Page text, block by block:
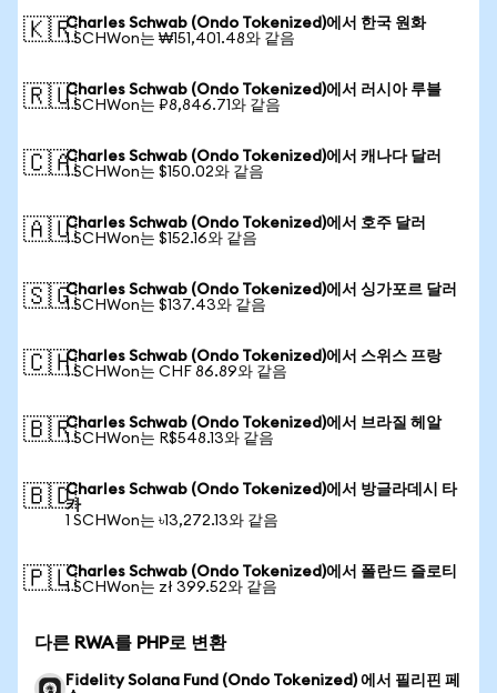
🇰🇷Charles Schwab (Ondo Tokenized)에서 한국 원화
1 SCHWon는 ₩151,401.48와 같음
🇷🇺Charles Schwab (Ondo Tokenized)에서 러시아 루블
1 SCHWon는 ₽8,846.71와 같음
🇨🇦Charles Schwab (Ondo Tokenized)에서 캐나다 달러
1 SCHWon는 $150.02와 같음
🇦🇺Charles Schwab (Ondo Tokenized)에서 호주 달러
1 SCHWon는 $152.16와 같음
🇸🇬Charles Schwab (Ondo Tokenized)에서 싱가포르 달러
1 SCHWon는 $137.43와 같음
🇨🇭Charles Schwab (Ondo Tokenized)에서 스위스 프랑
1 SCHWon는 CHF 86.89와 같음
🇧🇷Charles Schwab (Ondo Tokenized)에서 브라질 헤알
1 SCHWon는 R$548.13와 같음
🇧🇩Charles Schwab (Ondo Tokenized)에서 방글라데시 타
카
1 SCHWon는 ৳13,272.13와 같음
🇵🇱Charles Schwab (Ondo Tokenized)에서 폴란드 즐로티
1 SCHWon는 zł 399.52와 같음
다른 RWA를 PHP로 변환
Fidelity Solana Fund (Ondo Tokenized) 에서 필리핀 페